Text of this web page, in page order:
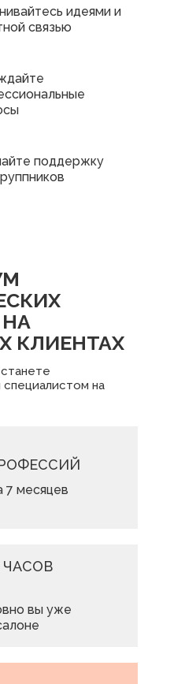
идеями и
связью
поддержку
КЛИЕНТАХ
на
7 месяцев
вы уже
ЧАСОВ